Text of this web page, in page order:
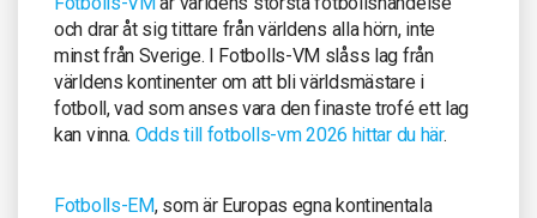
och drar åt sig tittare från världens alla hörn, inte
minst från Sverige. I Fotbolls-VM slåss lag från
världens kontinenter om att bli världsmästare i
fotboll, vad som anses vara den finaste trofé ett lag
kan vinna. Odds till fotbolls-vm 2026 hittar du här.
Fotbolls-EM, som är Europas egna kontinentala